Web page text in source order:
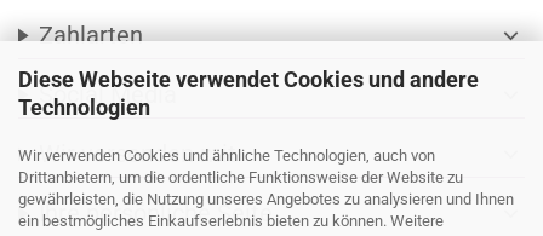
Diese Webseite verwendet Cookies und andere
Technologien
Wir verwenden Cookies und ähnliche Technologien, auch von
Drittanbietern, um die ordentliche Funktionsweise der Website zu
gewährleisten, die Nutzung unseres Angebotes zu analysieren und Ihnen
ein bestmögliches Einkaufserlebnis bieten zu können. Weitere
Zahlarten expand_more
Social Media
Wir versenden mit
Ihre persönliche Seite expand_more